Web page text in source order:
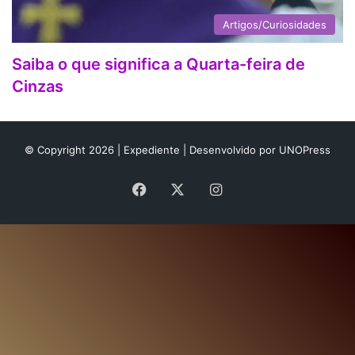
Artigos/Curiosidades
Saiba o que significa a Quarta-feira de
Cinzas
© Copyright 2026 | Expediente | Desenvolvido por UNOPress
Facebook Instagram